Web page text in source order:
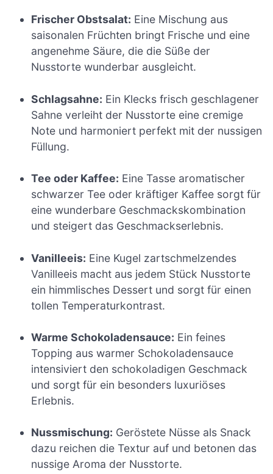
Frischer Obstsalat: Eine Mischung aus
saisonalen Früchten bringt Frische und eine
angenehme Säure, die die Süße der
Nusstorte wunderbar ausgleicht.
Schlagsahne: Ein Klecks frisch geschlagener
Sahne verleiht der Nusstorte eine cremige
Note und harmoniert perfekt mit der nussigen
Füllung.
Tee oder Kaffee: Eine Tasse aromatischer
schwarzer Tee oder kräftiger Kaffee sorgt für
eine wunderbare Geschmackskombination
und steigert das Geschmackserlebnis.
Vanilleeis: Eine Kugel zartschmelzendes
Vanilleeis macht aus jedem Stück Nusstorte
ein himmlisches Dessert und sorgt für einen
tollen Temperaturkontrast.
Warme Schokoladensauce: Ein feines
Topping aus warmer Schokoladensauce
intensiviert den schokoladigen Geschmack
und sorgt für ein besonders luxuriöses
Erlebnis.
Nussmischung: Geröstete Nüsse als Snack
dazu reichen die Textur auf und betonen das
nussige Aroma der Nusstorte.